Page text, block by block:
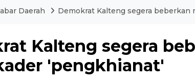
Daerah Demokrat Kalteng segera beberkan
Kalteng segera
'pengkhianat'